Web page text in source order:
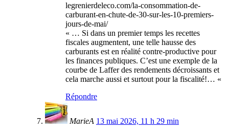
legrenierdeleco.com/la-consommation-de-
carburant-en-chute-de-30-sur-les-10-premiers-
jours-de-mai/
« … Si dans un premier temps les recettes
fiscales augmentent, une telle hausse des
carburants est en réalité contre-productive pour
les finances publiques. C’est une exemple de la
courbe de Laffer des rendements décroissants et
cela marche aussi et surtout pour la fiscalité!… «
Répondre
MarieA 13 mai 2026, 11 h 29 min